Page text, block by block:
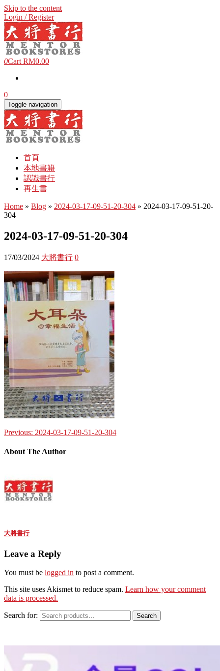
Skip to the content
Login / Register
0Cart RM0.00
0
Toggle navigation
首頁
本地書籍
認識書行
再生書
Home » Blog » 2024-03-17-09-51-20-304 » 2024-03-17-09-51-20-
304
2024-03-17-09-51-20-304
17/03/2024 大將書行 0
Previous: 2024-03-17-09-51-20-304
About The Author
大將書行
Leave a Reply
You must be logged in to post a comment.
This site uses Akismet to reduce spam. Learn how your comment
data is processed.
Search for: Search